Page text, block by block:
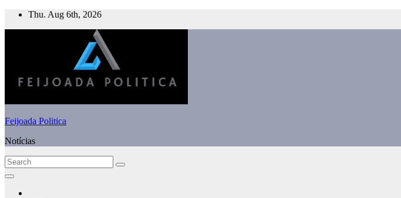
Skip
Thu. Aug 6th, 2026
Feijoada Politica
Notícias